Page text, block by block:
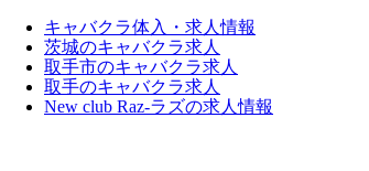
キャバクラ体入・求人情報
茨城のキャバクラ求人
取手市のキャバクラ求人
取手のキャバクラ求人
New club Raz-ラズの求人情報